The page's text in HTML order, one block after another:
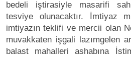
bedeli iştirasiyle masarifi
tesviye olunacaktır. İmtiyaz
imtiyazın teklifi ve mercii olan
muvakkaten işgali lazımgelen
balast mahalleri ashabına